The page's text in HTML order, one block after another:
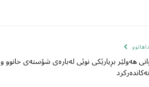
هەولێر بڕیارێکی نوێی لەبارەی شۆستەی خانوو و